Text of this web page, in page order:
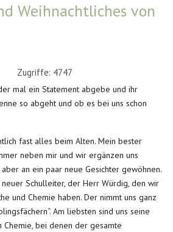
Weihnachtliches von
Zugriffe: 4747
mal ein Statement abgebe und ihr
so abgeht und ob es bei uns schon
fast alles beim Alten. Mein bester
neben mir und wir ergänzen uns
an ein paar neue Gesichter gewöhnen.
Schulleiter, der Herr Würdig, den wir
und Chemie haben. Der nimmt uns ganz
Am liebsten sind uns seine
Chemie, bei denen der gesamte